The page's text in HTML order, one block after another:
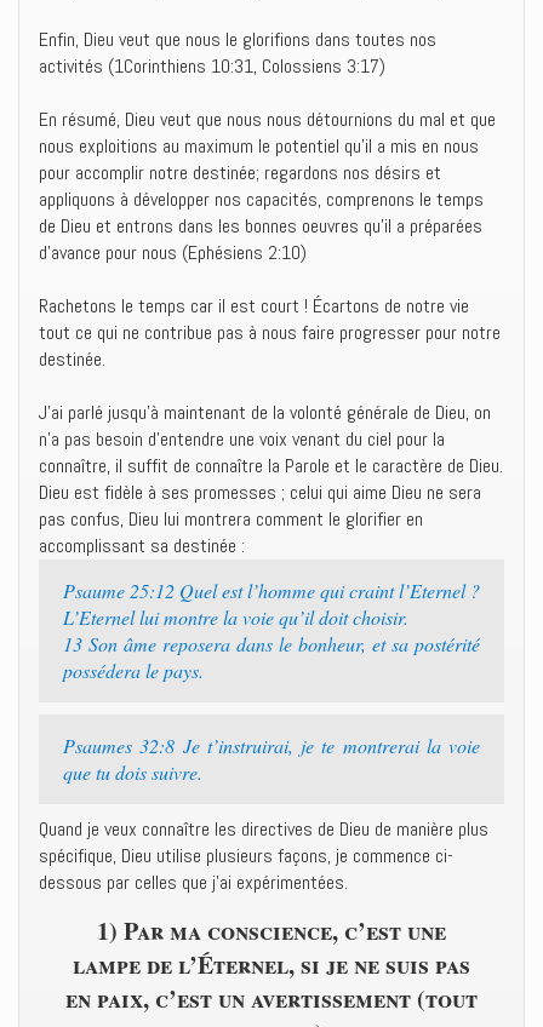
Enfin, Dieu veut que nous le glorifions dans toutes nos
activités (1Corinthiens 10:31, Colossiens 3:17)
En résumé, Dieu veut que nous nous détournions du mal et que
nous exploitions au maximum le potentiel qu’il a mis en nous
pour accomplir notre destinée; regardons nos désirs et
appliquons à développer nos capacités, comprenons le temps
de Dieu et entrons dans les bonnes oeuvres qu’il a préparées
d’avance pour nous (Ephésiens 2:10)
Rachetons le temps car il est court ! Écartons de notre vie
tout ce qui ne contribue pas à nous faire progresser pour notre
destinée.
J’ai parlé jusqu’à maintenant de la volonté générale de Dieu, on
n’a pas besoin d’entendre une voix venant du ciel pour la
connaître, il suffit de connaître la Parole et le caractère de Dieu.
Dieu est fidèle à ses promesses ; celui qui aime Dieu ne sera
pas confus, Dieu lui montrera comment le glorifier en
accomplissant sa destinée :
Psaume 25:12 Quel est l’homme qui craint l’Eternel ?
L’Eternel lui montre la voie qu’il doit choisir.
13 Son âme reposera dans le bonheur, et sa postérité
possédera le pays.
Psaumes 32:8 Je t’instruirai, je te montrerai la voie
que tu dois suivre.
Quand je veux connaître les directives de Dieu de manière plus
spécifique, Dieu utilise plusieurs façons, je commence ci-
dessous par celles que j’ai expérimentées.
1) Par ma conscience, c’est une
lampe de l’Éternel, si je ne suis pas
en paix, c’est un avertissement (tout